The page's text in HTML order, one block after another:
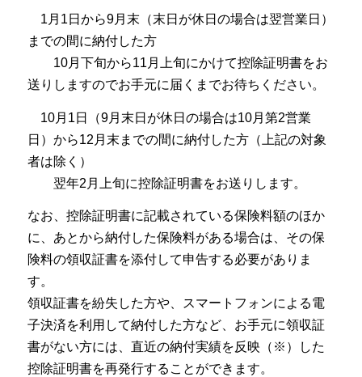
1月1日から9月末（末日が休日の場合は翌営業日）
までの間に納付した方
10月下旬から11月上旬にかけて控除証明書をお
送りしますのでお手元に届くまでお待ちください。
10月1日（9月末日が休日の場合は10月第2営業
日）から12月末までの間に納付した方（上記の対象
者は除く）
翌年2月上旬に控除証明書をお送りします。
なお、控除証明書に記載されている保険料額のほか
に、あとから納付した保険料がある場合は、その保
険料の領収証書を添付して申告する必要がありま
す。
領収証書を紛失した方や、スマートフォンによる電
子決済を利用して納付した方など、お手元に領収証
書がない方には、直近の納付実績を反映（※）した
控除証明書を再発行することができます。